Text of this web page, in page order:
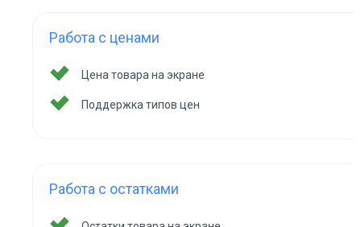
Работа с ценами
Цена товара на экране
Поддержка типов цен
Работа с остатками